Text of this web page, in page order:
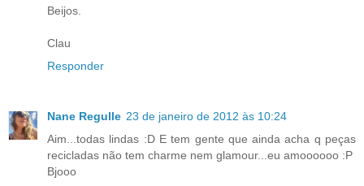
Beijos.
Clau
Responder
Nane Regulle 23 de janeiro de 2012 às 10:24
Aim...todas lindas :D E tem gente que ainda acha q peças
recicladas não tem charme nem glamour...eu amoooooo :P
Bjooo